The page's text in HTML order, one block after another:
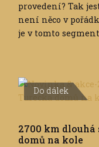
provedení? Tak
není něco v
je v tomto
Do dálek
2700 km dlouhá
domů na kole